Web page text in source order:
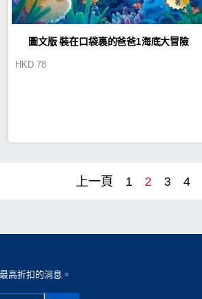
圖文版 裝在口袋裏的爸爸1海底大冒險
HKD 78
上一頁 1 2 3 4
高折扣的消息。